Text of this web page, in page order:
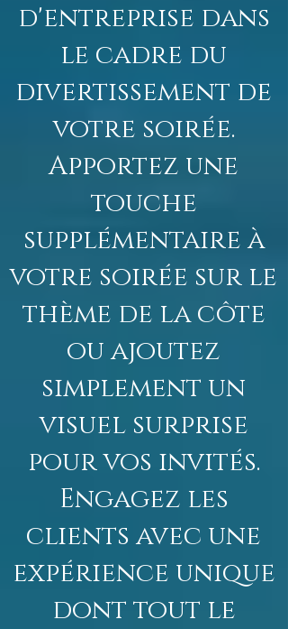
d'entreprise dans
le cadre du
divertissement de
votre soirée.
Apportez une
touche
supplémentaire à
votre soirée sur le
thème de la côte
ou ajoutez
simplement un
visuel surprise
pour vos invités.
Engagez les
clients avec une
expérience unique
dont tout le